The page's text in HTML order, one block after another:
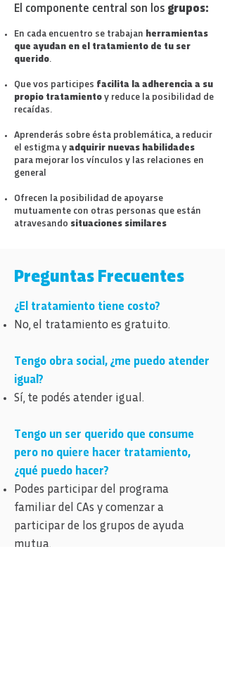
El componente central son los grupos:
En cada encuentro se trabajan herramientas
que ayudan en el tratamiento de tu ser
querido.
Que vos participes facilita la adherencia a su
propio tratamiento y reduce la posibilidad de
recaídas.
Aprenderás sobre ésta problemática, a reducir
el estigma y adquirir nuevas habilidades
para mejorar los vínculos y las relaciones en
general
Ofrecen la posibilidad de apoyarse
mutuamente con otras personas que están
atravesando situaciones similares
Preguntas Frecuentes
¿El tratamiento tiene costo?
No, el tratamiento es gratuito.
Tengo obra social, ¿me puedo atender
igual?
Sí, te podés atender igual.
Tengo un ser querido que consume
pero no quiere hacer tratamiento,
¿qué puedo hacer?
Podes participar del programa
familiar del CAs y comenzar a
participar de los grupos de ayuda
mutua.